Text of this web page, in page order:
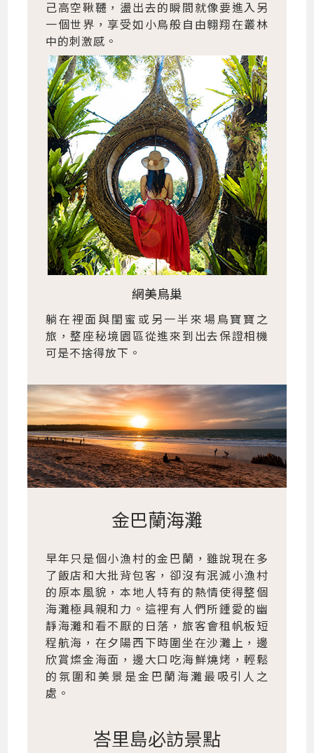
己高空鞦韆，盪出去的瞬間就像要進入另
一個世界，享受如小鳥般自由翱翔在叢林
中的刺激感。
網美鳥巢
躺在裡面與閨蜜或另一半來場鳥寶寶之
旅，整座秘境園區從進來到出去保證相機
可是不捨得放下。
金巴蘭海灘
早年只是個小漁村的金巴蘭，雖說現在多
了飯店和大批背包客，卻沒有泯滅小漁村
的原本風貌，本地人特有的熱情使得整個
海灘極具親和力。這裡有人們所鍾愛的幽
靜海灘和看不厭的日落，旅客會租帆板短
程航海，在夕陽西下時圍坐在沙灘上，邊
欣賞燦金海面，邊大口吃海鮮燒烤，輕鬆
的氛圍和美景是金巴蘭海灘最吸引人之
處。
峇里島必訪景點